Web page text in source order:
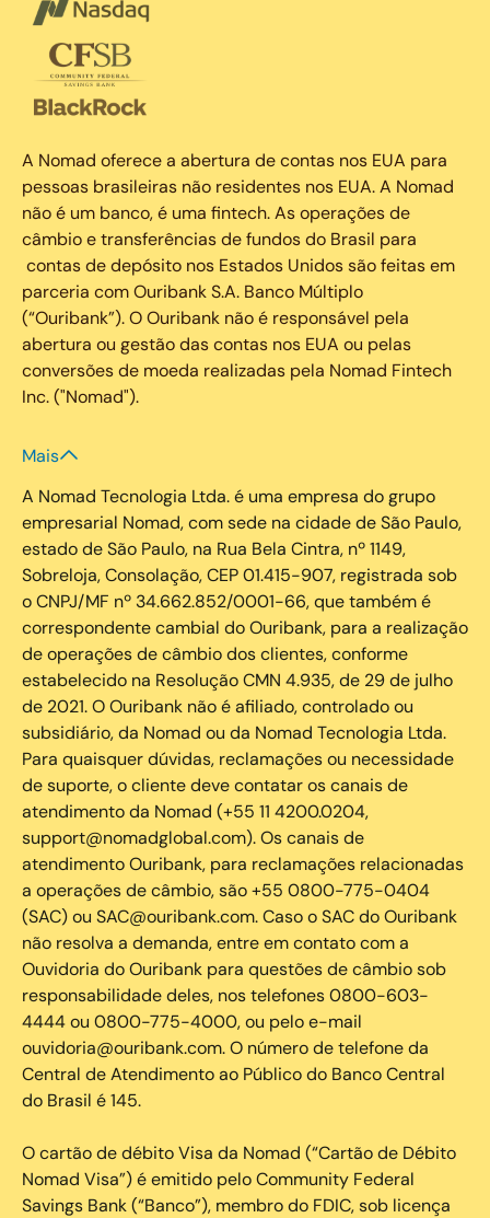
A Nomad oferece a abertura de contas nos EUA para
pessoas brasileiras não residentes nos EUA. A Nomad
não é um banco, é uma fintech. As operações de
câmbio e transferências de fundos do Brasil para
contas de depósito nos Estados Unidos são feitas em
parceria com Ouribank S.A. Banco Múltiplo
(“Ouribank”). O Ouribank não é responsável pela
abertura ou gestão das contas nos EUA ou pelas
conversões de moeda realizadas pela Nomad Fintech
Inc. ("Nomad").
Mais
A Nomad Tecnologia Ltda. é uma empresa do grupo
empresarial Nomad, com sede na cidade de São Paulo,
estado de São Paulo, na Rua Bela Cintra, nº 1149,
Sobreloja, Consolação, CEP 01.415-907, registrada sob
o CNPJ/MF nº 34.662.852/0001-66, que também é
correspondente cambial do Ouribank, para a realização
de operações de câmbio dos clientes, conforme
estabelecido na Resolução CMN 4.935, de 29 de julho
de 2021. O Ouribank não é afiliado, controlado ou
subsidiário, da Nomad ou da Nomad Tecnologia Ltda.
Para quaisquer dúvidas, reclamações ou necessidade
de suporte, o cliente deve contatar os canais de
atendimento da Nomad (+55 11 4200.0204,
support@nomadglobal.com). Os canais de
atendimento Ouribank, para reclamações relacionadas
a operações de câmbio, são +55 0800-775-0404
(SAC) ou SAC@ouribank.com. Caso o SAC do Ouribank
não resolva a demanda, entre em contato com a
Ouvidoria do Ouribank para questões de câmbio sob
responsabilidade deles, nos telefones 0800-603-
4444 ou 0800-775-4000, ou pelo e-mail
ouvidoria@ouribank.com. O número de telefone da
Central de Atendimento ao Público do Banco Central
do Brasil é 145.
O cartão de débito Visa da Nomad (“Cartão de Débito
Nomad Visa”) é emitido pelo Community Federal
Savings Bank (“Banco”), membro do FDIC, sob licença